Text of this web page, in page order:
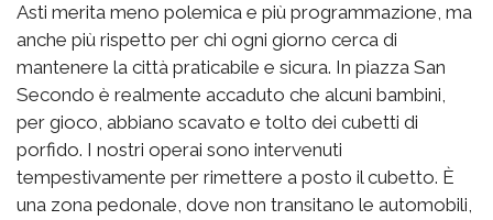
Asti merita meno polemica e più programmazione, ma
anche più rispetto per chi ogni giorno cerca di
mantenere la città praticabile e sicura. In piazza San
Secondo è realmente accaduto che alcuni bambini,
per gioco, abbiano scavato e tolto dei cubetti di
porfido. I nostri operai sono intervenuti
tempestivamente per rimettere a posto il cubetto. È
una zona pedonale, dove non transitano le automobili,